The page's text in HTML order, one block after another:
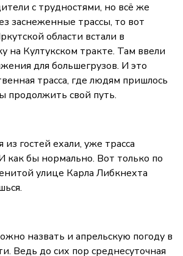
с трудностями, но всё же
заснеженные трассы, то вот
области встали в
на Култукском тракте. Там ввели
для большегрузов. И это
трасса, где людям пришлось
продолжить свой путь.
гостей ехали, уже трасса
как бы нормально. Вот только по
улице Карла Либкнехта
назвать и апрельскую погоду в
Ведь до сих пор среднесуточная